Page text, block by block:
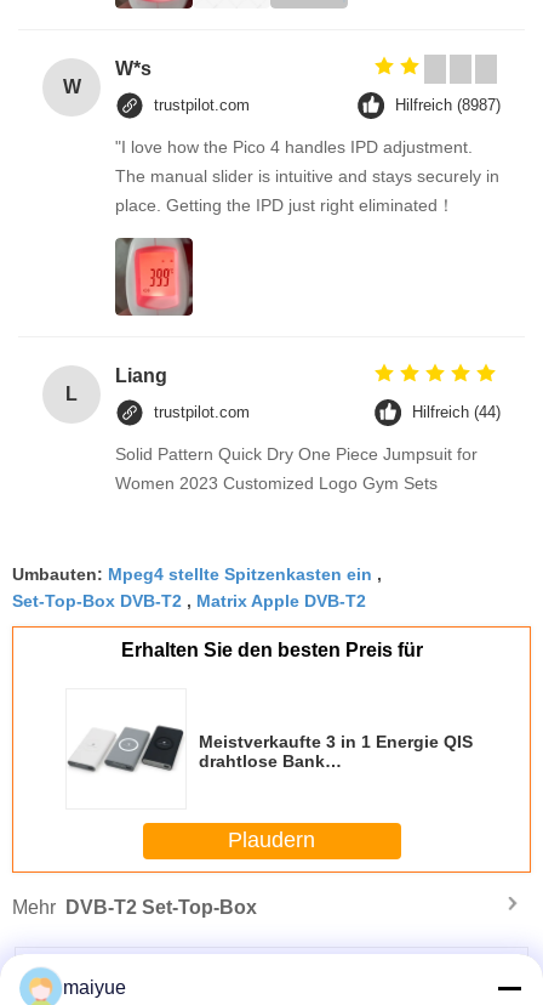
W
W*s
trustpilot.com Hilfreich (8987)
"I love how the Pico 4 handles IPD adjustment.
The manual slider is intuitive and stays securely in
place. Getting the IPD just right eliminated！
L
Liang
trustpilot.com Hilfreich (44)
Solid Pattern Quick Dry One Piece Jumpsuit for
Women 2023 Customized Logo Gym Sets
Umbauten: Mpeg4 stellte Spitzenkasten ein ,
Set-Top-Box DVB-T2 , Matrix Apple DVB-T2
Erhalten Sie den besten Preis für
Meistverkaufte 3 in 1 Energie QIS
drahtlose Bank
Bank
Plaudern
Mehr DVB-T2 Set-Top-Box
maiyue